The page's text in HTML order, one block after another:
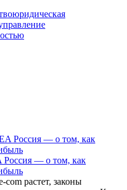
юридическая
Россия — о том, как
растет, законы